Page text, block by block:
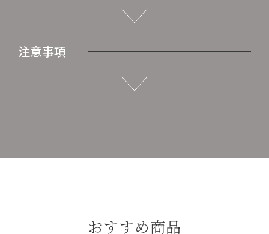
注意事項
おすすめ商品